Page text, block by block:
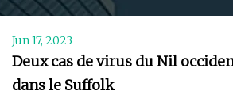
Jun 17, 2023
Deux cas de virus du Nil
dans le Suffolk